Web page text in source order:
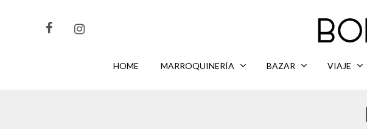
HOME MARROQUINERÍA BAZAR VIAJE